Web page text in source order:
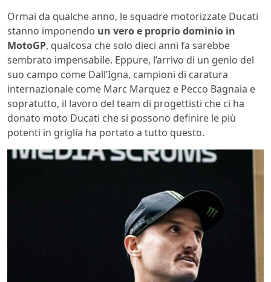
Ormai da qualche anno, le squadre motorizzate Ducati
stanno imponendo un vero e proprio dominio in
MotoGP, qualcosa che solo dieci anni fa sarebbe
sembrato impensabile. Eppure, l’arrivo di un genio del
suo campo come Dall’Igna, campioni di caratura
internazionale come Marc Marquez e Pecco Bagnaia e
sopratutto, il lavoro del team di progettisti che ci ha
donato moto Ducati che si possono definire le più
potenti in griglia ha portato a tutto questo.